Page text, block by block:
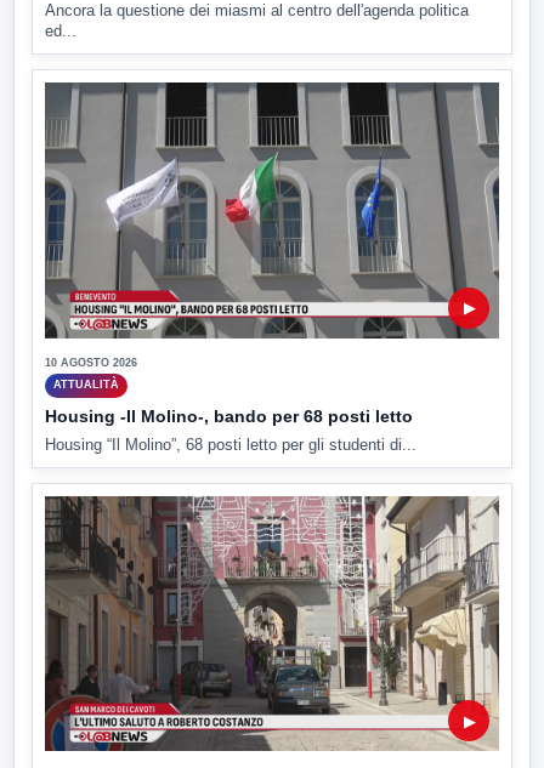
Ancora la questione dei miasmi al centro dell'agenda politica
ed...
▶
10 AGOSTO 2026
ATTUALITÀ
Housing -Il Molino-, bando per 68 posti letto
Housing “Il Molino”, 68 posti letto per gli studenti di...
▶